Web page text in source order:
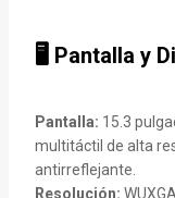
🖥️ Pantalla y
Pantalla: 15.3
multitáctil de alta
antirreflejante.
Resolución: